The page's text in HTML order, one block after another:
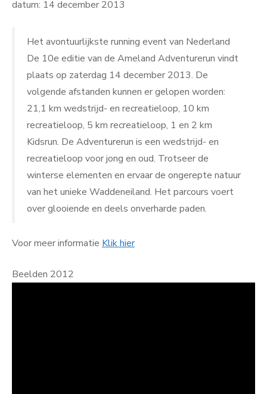
datum: 14 december 2013
Het avontuurlijkste running event van Nederland
De 10e editie van de Ameland Adventurerun vindt
plaats op zaterdag 14 december 2013. De
volgende afstanden kunnen er gelopen worden:
21,1 km wedstrijd- en recreatieloop, 10 km
recreatieloop, 5 km recreatieloop, 1 en 2 km
Kidsrun. De Adventurerun is een wedstrijd- en
recreatieloop voor jong en oud. Trotseer de
winterse elementen en ervaar de ongerepte natuur
van het unieke Waddeneiland. Het parcours voert
over glooiende en deels onverharde paden.
Voor meer informatie Klik hier
Beelden 2012